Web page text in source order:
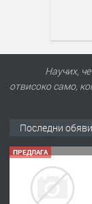
Научих,
отвисоко само,
Последни обяви
ПРЕДЛАГА